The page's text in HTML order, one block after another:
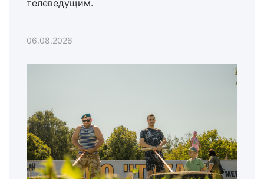
телеведущим.
06.08.2026